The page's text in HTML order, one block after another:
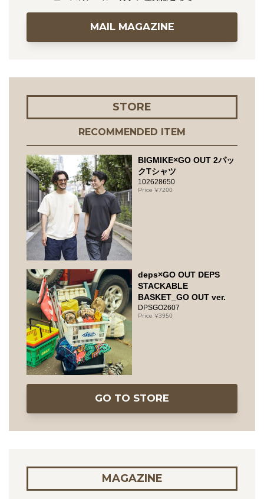
MAIL MAGAZINE
STORE
RECOMMENDED ITEM
BIGMIKE×GO OUT 2パッ
クTシャツ
102628650
7200
deps×GO OUT DEPS
STACKABLE
BASKET_GO OUT ver.
DPSGO2607
3950
GO TO STORE
MAGAZINE